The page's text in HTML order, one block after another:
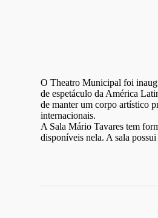
O Theatro Municipal foi
de espetáculo da América
de manter um corpo artístico
internacionais.
A Sala Mário Tavares tem
disponíveis nela. A sala